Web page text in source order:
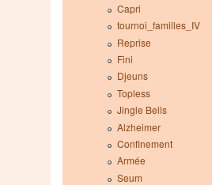
Capri
tournoi_familles_IV
Reprise
Fini
Djeuns
Topless
Jingle Bells
Alzheimer
Confinement
Armée
Seum